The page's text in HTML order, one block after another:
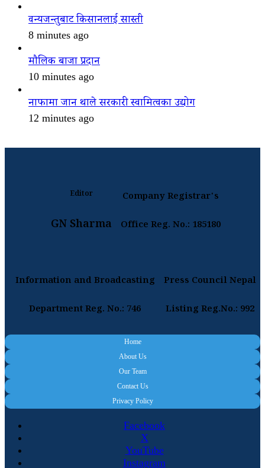
वन्यजन्तुबाट किसानलाई सास्ती
8 minutes ago
मौलिक बाजा प्रदान
10 minutes ago
नाफामा जान थाले सरकारी स्वामित्वका उद्योग
12 minutes ago
Editor
GN Sharma
Company Registrar's
Office Reg. No.: 185180
Information and Broadcasting
Department Reg. No.: 746
Press Council Nepal
Listing Reg.No.: 992
Home
About Us
Our Team
Contact Us
Privacy Policy
Facebook
X
YouTube
Instagram